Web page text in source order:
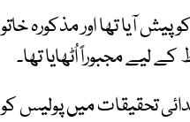
پیش آیا تھا اور مذکورہ
لیے مجبوراً اُٹھایا تھا۔
تحقیقات میں پولیس کو